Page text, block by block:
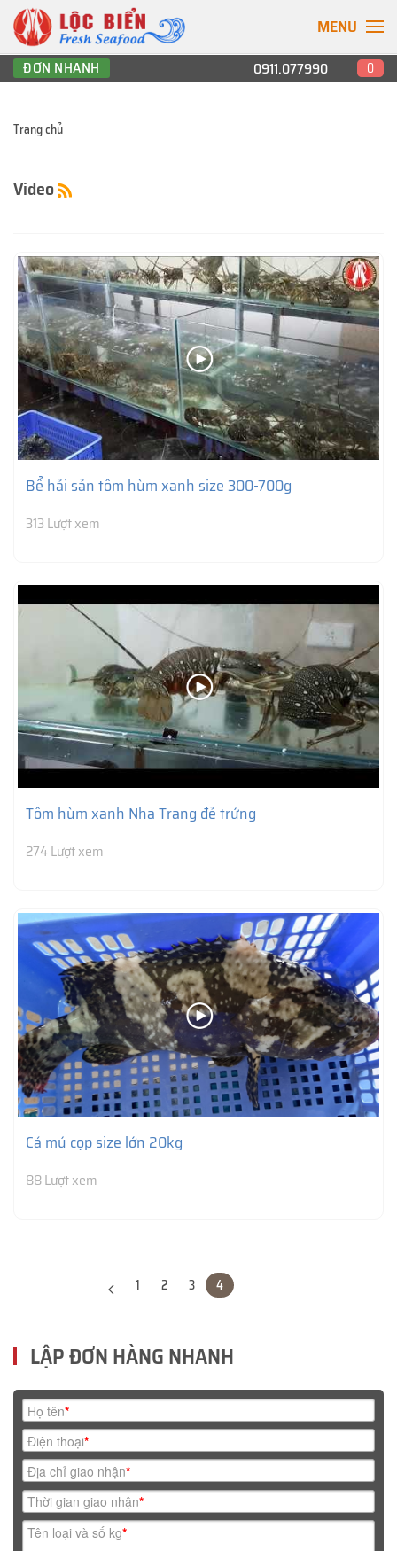
MENU
ĐƠN NHANH 0911.077990 0
Trang chủ
Video
Bể hải sản tôm hùm xanh size 300-700g
313 Lượt xem
Tôm hùm xanh Nha Trang đẻ trứng
274 Lượt xem
Cá mú cọp size lớn 20kg
88 Lượt xem
1 2 3 4
LẬP ĐƠN HÀNG NHANH
Họ tên*
Điện thoại*
Địa chỉ giao nhận*
Thời gian giao nhận*
Tên loại và số kg*